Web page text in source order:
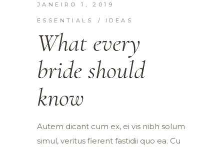
JANEIRO 1, 2019
ESSENTIALS IDEAS
What every
bride should
know
Autem dicant cum ex, ei vis nibh solum
simul, veritus fierent fastidii quo ea. Cu